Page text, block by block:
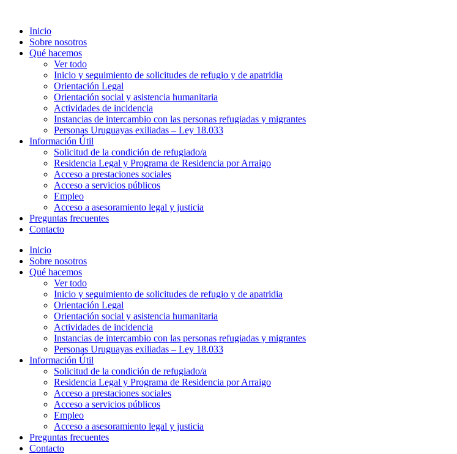
Inicio
Sobre nosotros
Qué hacemos
Ver todo
Inicio y seguimiento de solicitudes de refugio y de apatridia
Orientación Legal
Orientación social y asistencia humanitaria
Actividades de incidencia
Instancias de intercambio con las personas refugiadas y migrantes​
Personas Uruguayas exiliadas – Ley 18.033
Información Útil
Solicitud de la condición de refugiado/a
Residencia Legal y Programa de Residencia por Arraigo
Acceso a prestaciones sociales
Acceso a servicios públicos
Empleo
Acceso a asesoramiento legal y justicia
Preguntas frecuentes
Contacto
Inicio
Sobre nosotros
Qué hacemos
Ver todo
Inicio y seguimiento de solicitudes de refugio y de apatridia
Orientación Legal
Orientación social y asistencia humanitaria
Actividades de incidencia
Instancias de intercambio con las personas refugiadas y migrantes​
Personas Uruguayas exiliadas – Ley 18.033
Información Útil
Solicitud de la condición de refugiado/a
Residencia Legal y Programa de Residencia por Arraigo
Acceso a prestaciones sociales
Acceso a servicios públicos
Empleo
Acceso a asesoramiento legal y justicia
Preguntas frecuentes
Contacto